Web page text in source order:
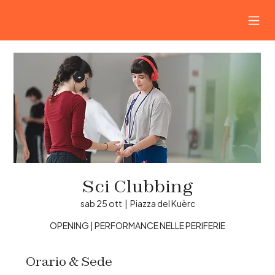
Sci Clubbing
sab 25 ott
  |
Piazza del Kuèrc
OPENING | PERFORMANCE NELLE PERIFERIE
Orario & Sede